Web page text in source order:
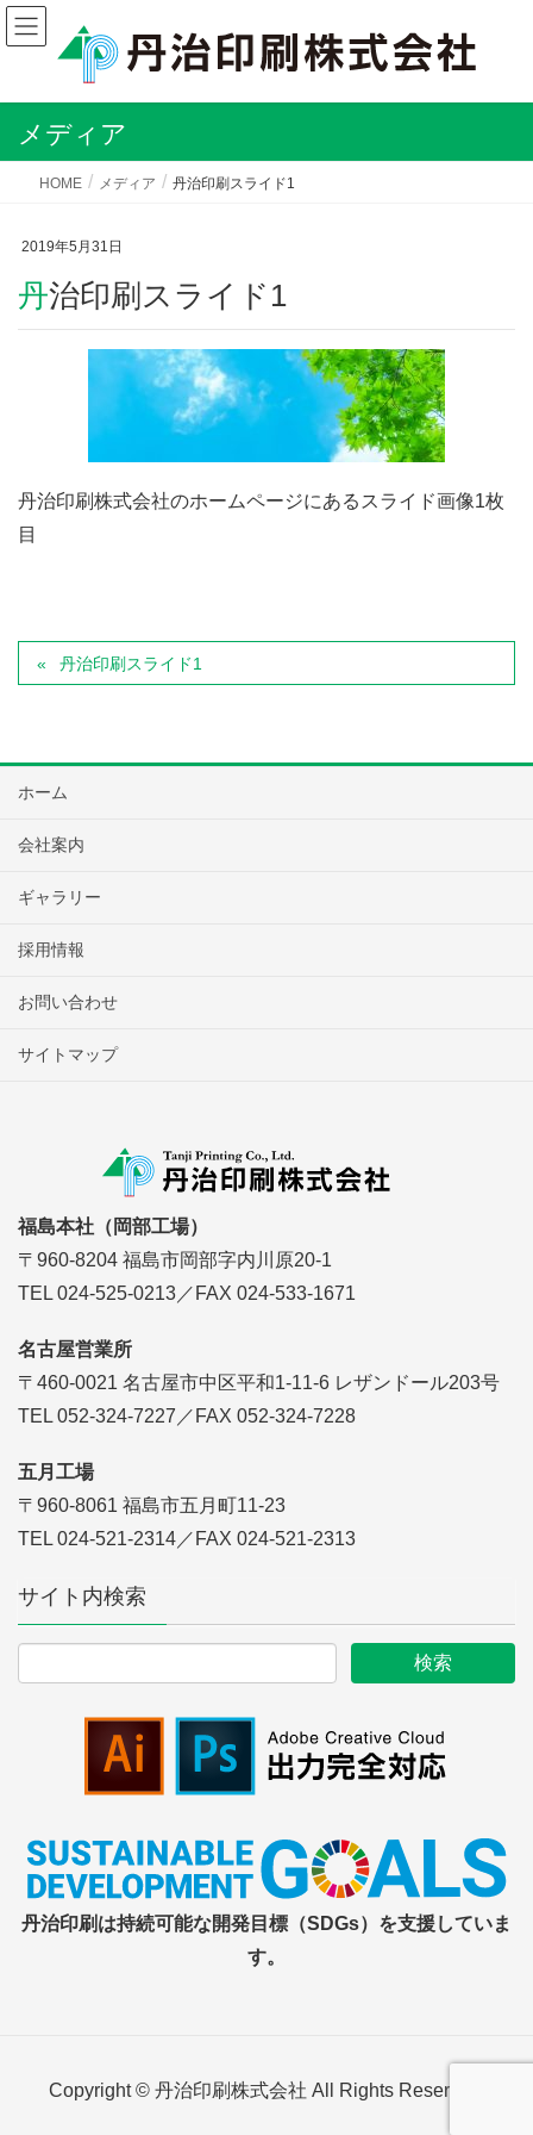
メディア
HOME メディア 丹治印刷スライド1
2019年5月31日
丹治印刷スライド1
丹治印刷株式会社のホームページにあるスライド画像1枚
目
丹治印刷スライド1
ホーム
会社案内
ギャラリー
採用情報
お問い合わせ
サイトマップ
福島本社（岡部工場）
〒960-8204 福島市岡部字内川原20-1
TEL 024-525-0213／FAX 024-533-1671
名古屋営業所
〒460-0021 名古屋市中区平和1-11-6 レザンドール203号
TEL 052-324-7227／FAX 052-324-7228
五月工場
〒960-8061 福島市五月町11-23
TEL 024-521-2314／FAX 024-521-2313
サイト内検索
丹治印刷は持続可能な開発目標（SDGs）を支援していま
す。
Copyright © 丹治印刷株式会社 All Rights Reserved.